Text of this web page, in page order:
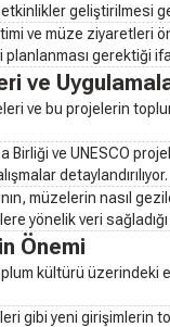
geliştirilmesi
ve müze ziyaretleri
planlanması gerektiği
ve
ve bu projelerin
Birliği ve UNESCO
detaylandırılıyor.
müzelerin nasıl
yönelik veri
Önemi
kültürü üzerindeki
gibi yeni girişimlerin